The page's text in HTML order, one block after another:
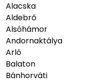
Alacska
Aldebrő
Alsóhámor
Andornaktálya
Arló
Balaton
Bánhorváti